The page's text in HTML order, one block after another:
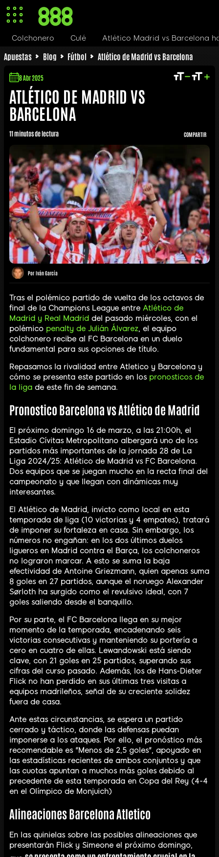
Apuestas Blog Fútbol Atlético de Madrid vs Barcelona
ATLÉTICO DE MADRID VS
BARCELONA
8 Abr 2025
11 minutos de lectura
Por Iván García
COMPARTIR
Tras el polémico partido de vuelta de los octavos de
final de la Champions League entre Atlético de
Madrid y Real Madrid del pasado miércoles, con el
polémico penalty de Julián Álvarez, el equipo
colchonero recibe al FC Barcelona en un duelo
fundamental para sus opciones de título.
Repasamos la rivalidad entre Atletico y Barcelona y
cómo se presenta este partido en los pronosticos de
la liga de este fin de semana.
Pronostico Barcelona vs Atlético de Madrid
El próximo domingo 16 de marzo, a las 21:00h, el
Estadio Cívitas Metropolitano albergará uno de los
partidos más importantes de la jornada 28 de La
Liga 2024/25: Atlético de Madrid vs FC Barcelona.
Dos equipos que se juegan mucho en la recta final del
campeonato y que llegan con dinámicas muy
interesantes.
El Atlético de Madrid, invicto como local en esta
temporada de liga (10 victorias y 4 empates), tratará
de imponer su fortaleza en casa. Sin embargo, los
números no engañan: en los dos últimos duelos
ligueros en Madrid contra el Barça, los colchoneros
no lograron marcar. A esto se suma la baja
efectividad de Antoine Griezmann, quien apenas suma
8 goles en 27 partidos, aunque el noruego Alexander
Sørloth ha surgido como el revulsivo ideal, con 7
goles saliendo desde el banquillo.
Por su parte, el FC Barcelona llega en su mejor
momento de la temporada, encadenando seis
victorias consecutivas y manteniendo su portería a
cero en cuatro de ellas. Lewandowski está siendo
clave, con 21 goles en 25 partidos, superando sus
cifras del curso pasado. Además, los de Hans-Dieter
Flick no han perdido en sus últimas tres visitas a
equipos madrileños, señal de su creciente solidez
fuera de casa.
Ante estas circunstancias, se espera un partido
cerrado y táctico, donde las defensas puedan
imponerse a los ataques. Por ello, el pronóstico más
recomendable es "Menos de 2,5 goles", apoyado en
las estadísticas recientes de ambos conjuntos y que
las cuotas apuntan a muchos más goles debido al
precedente de esta temporada en Copa del Rey (4-4
en el Olímpico de Monjuich)
Alineaciones Barcelona Atletico
En las quinielas sobre las posibles alineaciones que
presentarán Flick y Simeone el próximo domingo,
Culé Atlético Madrid vs Barcelona hoy